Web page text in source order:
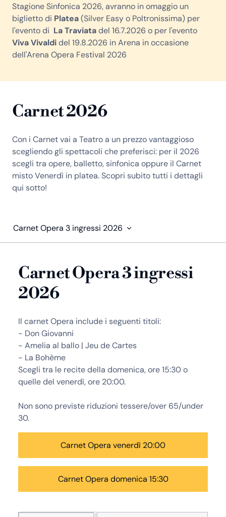
Stagione Sinfonica 2026, avranno in omaggio un
biglietto di Platea(Silver Easy o Poltronissima) per
l'evento di La Traviatadel 16.7.2026 o per l'evento
Viva Vivaldidel 19.8.2026 in Arena in occasione
dell'Arena Opera Festival 2026
Carnet 2026
Con i Carnet vai a Teatro a un prezzo vantaggioso
scegliendo gli spettacoli che preferisci: per il 2026
scegli tra opere, balletto, sinfonica oppure il Carnet
misto Venerdì in platea. Scopri subito tutti i dettagli
qui sotto!
Carnet Opera 3 ingressi 2026
Carnet Opera 3 ingressi
2026
Il carnet Opera include i seguenti titoli:
- Don Giovanni
- Amelia al ballo | Jeu de Cartes
- La Bohème
Scegli tra le recite della domenica, ore 15:30 o
quelle del venerdì, ore 20:00.
Non sono previste riduzioni tessere/over 65/under
30.
Carnet Opera venerdì 20:00
Carnet Opera domenica 15:30